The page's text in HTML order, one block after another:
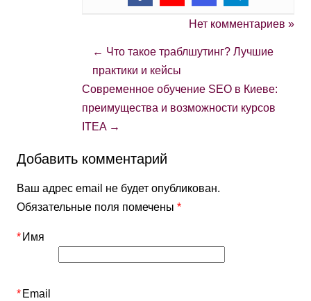
Нет комментариев »
← Что такое траблшутинг? Лучшие
практики и кейсы
Современное обучение SEO в Киеве:
преимущества и возможности курсов
ITEA →
Добавить комментарий
Ваш адрес email не будет опубликован.
Обязательные поля помечены*
Имя
*
Email
*